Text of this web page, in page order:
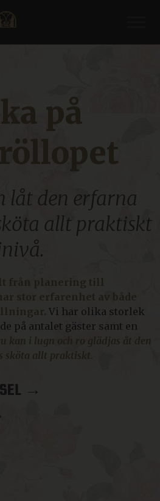
på
låt den erfarna
allt praktiskt
från planering till
stor erfarenhet av både
Vi har olika storlek
på antalet gäster samt en
kan i lugn och ro glädjas åt den
sköta allt praktiskt.
→